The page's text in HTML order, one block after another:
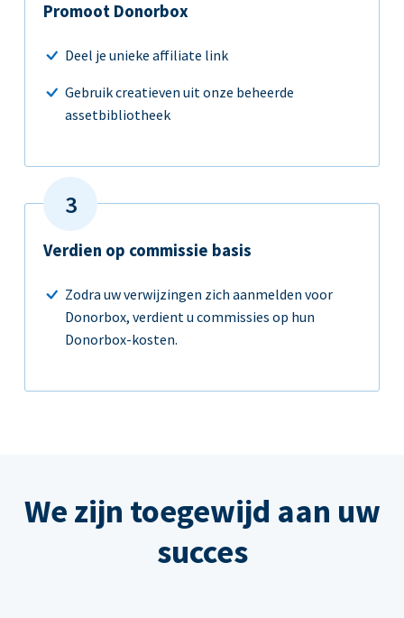
Promoot Donorbox
Deel je unieke affiliate link
Gebruik creatieven uit onze beheerde
assetbibliotheek
Verdien op commissie basis
Zodra uw verwijzingen zich aanmelden voor
Donorbox, verdient u commissies op hun
Donorbox-kosten.
We zijn toegewijd aan uw
succes